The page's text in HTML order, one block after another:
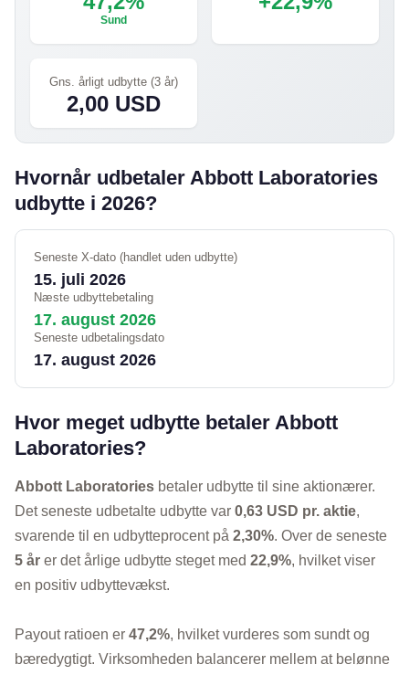
Sund
Gns. årligt udbytte (3 år)
2,00 USD
Hvornår udbetaler Abbott Laboratories
udbytte i 2026?
Seneste X-dato (handlet uden udbytte)
15. juli 2026
Næste udbyttebetaling
17. august 2026
Seneste udbetalingsdato
17. august 2026
Hvor meget udbytte betaler Abbott
Laboratories?
Abbott Laboratories betaler udbytte til sine aktionærer.
Det seneste udbetalte udbytte var 0,63 USD pr. aktie,
svarende til en udbytteprocent på 2,30%. Over de seneste
5 år er det årlige udbytte steget med 22,9%, hvilket viser
en positiv udbyttevækst.
Payout ratioen er 47,2%, hvilket vurderes som sundt og
bæredygtigt. Virksomheden balancerer mellem at belønne